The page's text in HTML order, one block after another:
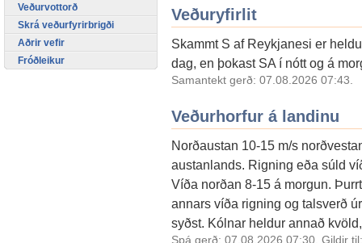
Veðuryfirlit
Skammt S af Reykjanesi er
dag, en þokast SA í nótt og á
Samantekt gerð: 07.08.2026 07:43.
Veðurhorfur á landinu
Norðaustan 10-15 m/s
austanlands. Rigning eða súld
Víða norðan 8-15 á morgun.
annars víða rigning og talsverð
syðst. Kólnar heldur annað
Spá gerð: 07.08.2026 07:30. Gildir
Veðurvottorð
Skrá veðurfyrirbrigði
Aðrir vefir
Fróðleikur